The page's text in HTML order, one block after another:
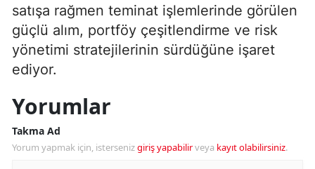
satışa rağmen teminat işlemlerinde görülen
güçlü alım, portföy çeşitlendirme ve risk
yönetimi stratejilerinin sürdüğüne işaret
ediyor.
Yorumlar
Takma Ad
Yorum yapmak için, istersenizgiriş yapabilirveya kayıt olabilirsiniz.